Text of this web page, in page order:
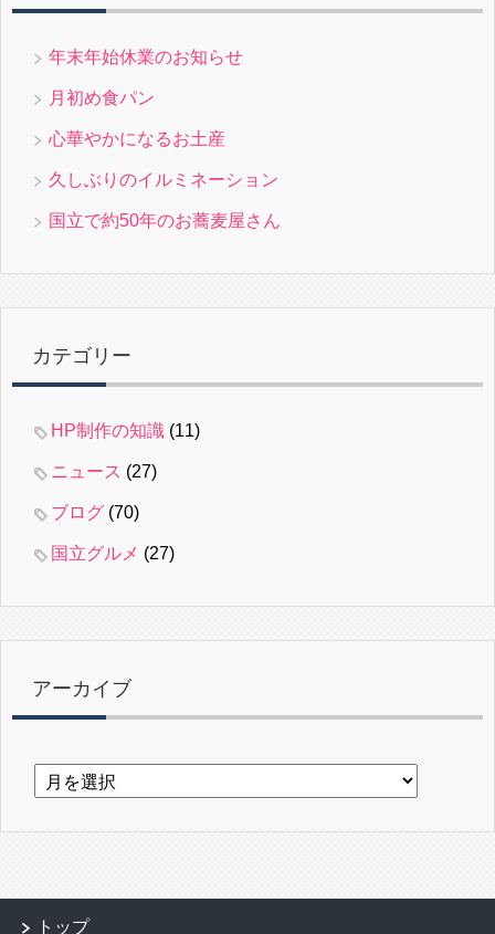
年末年始休業のお知らせ
月初め食パン
心華やかになるお土産
久しぶりのイルミネーション
国立で約50年のお蕎麦屋さん
カテゴリー
HP制作の知識 (11)
ニュース (27)
ブログ (70)
国立グルメ (27)
アーカイブ
ア
ー
イ
トップ